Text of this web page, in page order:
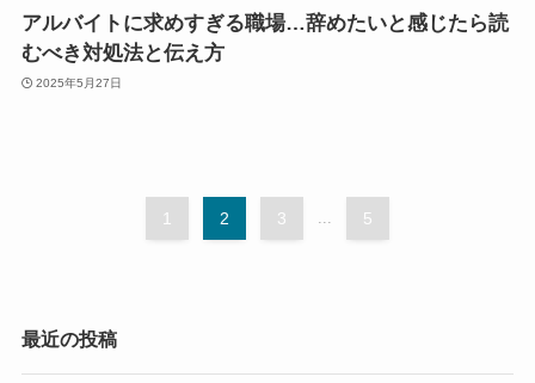
アルバイトに求めすぎる職場…辞めたいと感じたら読
むべき対処法と伝え方
2025年5月27日
1 2 3 ... 5
最近の投稿